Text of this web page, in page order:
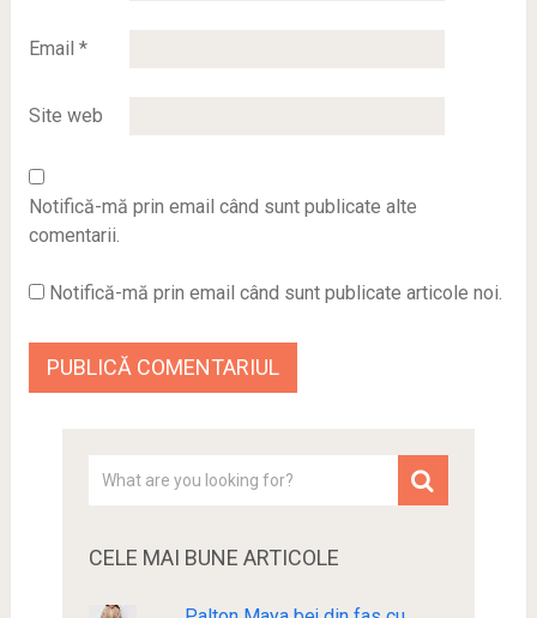
Email *
Site web
Notifică-mă prin email când sunt publicate alte
comentarii.
Notifică-mă prin email când sunt publicate articole noi.
CELE MAI BUNE ARTICOLE